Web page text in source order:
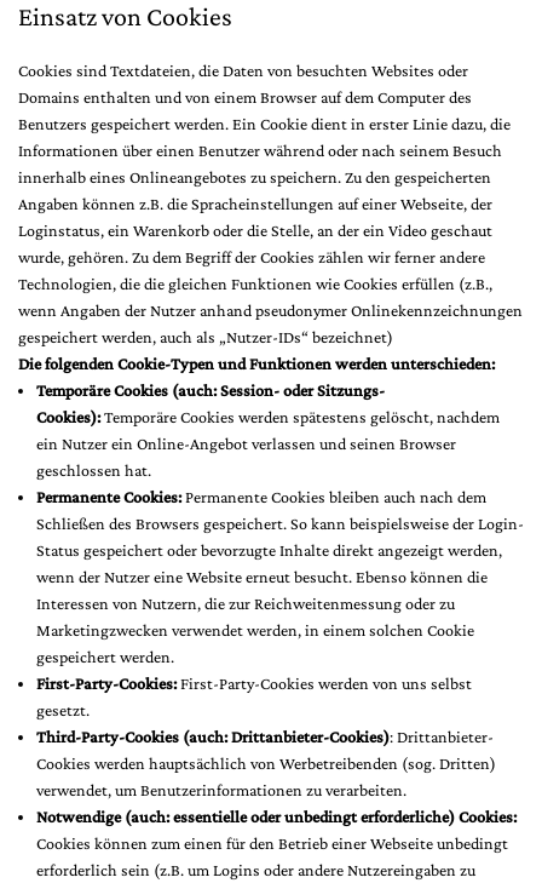
Einsatz von Cookies
Cookies sind Textdateien, die Daten von besuchten Websites oder
Domains enthalten und von einem Browser auf dem Computer des
Benutzers gespeichert werden. Ein Cookie dient in erster Linie dazu, die
Informationen über einen Benutzer während oder nach seinem Besuch
innerhalb eines Onlineangebotes zu speichern. Zu den gespeicherten
Angaben können z.B. die Spracheinstellungen auf einer Webseite, der
Loginstatus, ein Warenkorb oder die Stelle, an der ein Video geschaut
wurde, gehören. Zu dem Begriff der Cookies zählen wir ferner andere
Technologien, die die gleichen Funktionen wie Cookies erfüllen (z.B.,
wenn Angaben der Nutzer anhand pseudonymer Onlinekennzeichnungen
gespeichert werden, auch als „Nutzer-IDs“ bezeichnet)
Die folgenden Cookie-Typen und Funktionen werden unterschieden:
Temporäre Cookies (auch: Session- oder Sitzungs-
Cookies):Temporäre Cookies werden spätestens gelöscht, nachdem
ein Nutzer ein Online-Angebot verlassen und seinen Browser
geschlossen hat.
Permanente Cookies:Permanente Cookies bleiben auch nach dem
Schließen des Browsers gespeichert. So kann beispielsweise der Login-
Status gespeichert oder bevorzugte Inhalte direkt angezeigt werden,
wenn der Nutzer eine Website erneut besucht. Ebenso können die
Interessen von Nutzern, die zur Reichweitenmessung oder zu
Marketingzwecken verwendet werden, in einem solchen Cookie
gespeichert werden.
First-Party-Cookies:First-Party-Cookies werden von uns selbst
gesetzt.
Third-Party-Cookies (auch: Drittanbieter-Cookies): Drittanbieter-
Cookies werden hauptsächlich von Werbetreibenden (sog. Dritten)
verwendet, um Benutzerinformationen zu verarbeiten.
Notwendige (auch: essentielle oder unbedingt erforderliche) Cookies:
Cookies können zum einen für den Betrieb einer Webseite unbedingt
erforderlich sein (z.B. um Logins oder andere Nutzereingaben zu